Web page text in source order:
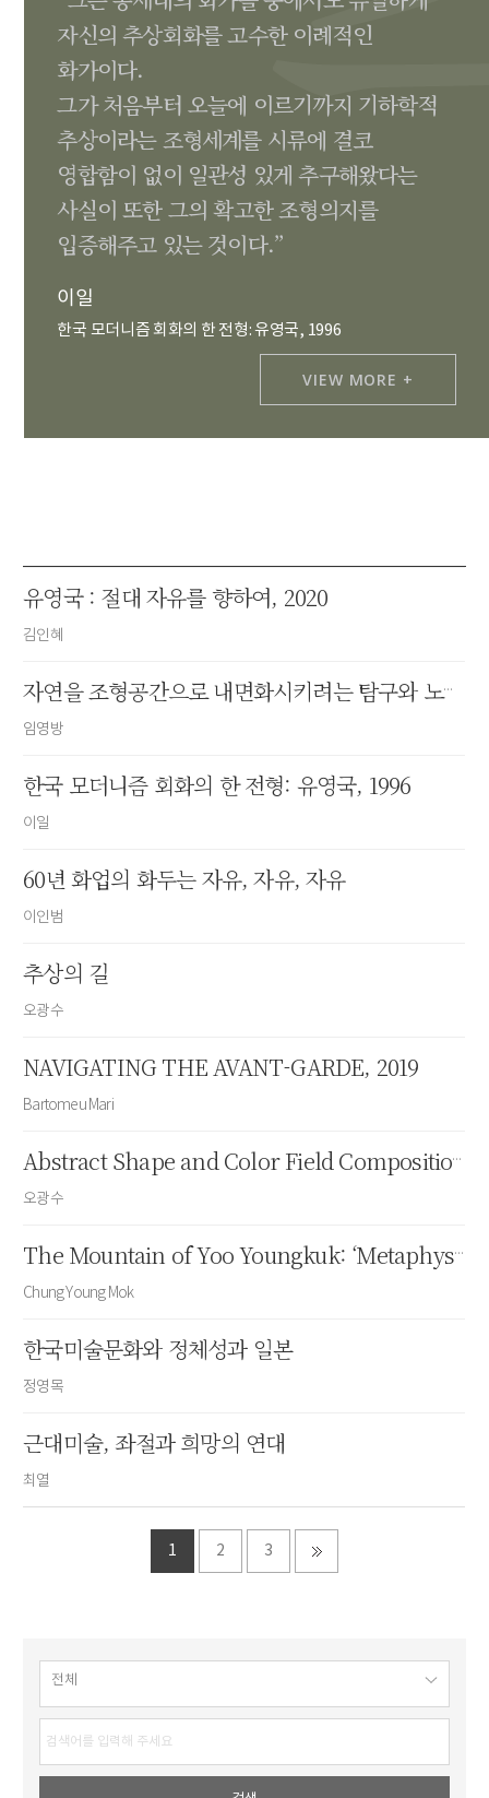
자신의 추상회화를 고수한 이례적인
화가이다.
그가 처음부터 오늘에 이르기까지 기하학적
추상이라는 조형세계를 시류에 결코
영합함이 없이 일관성 있게 추구해왔다는
사실이 또한 그의 확고한 조형의지를
입증해주고 있는 것이다.”
이일
한국 모더니즘 회화의 한 전형: 유영국, 1996
VIEW MORE +
유영국 : 절대 자유를 향하여, 2020
김인혜
자연을 조형공간으로 내면화시키려는 탐구와 노력, 1979
임영방
한국 모더니즘 회화의 한 전형: 유영국, 1996
이일
60년 화업의 화두는 자유, 자유, 자유
이인범
추상의 길
오광수
NAVIGATING THE AVANT-GARDE, 2019
Bartomeu Mari
Abstract Shape and Color Field Composition: The Art World of Yoo Youngkuk
오광수
The Mountain of Yoo Youngkuk: ‘Metaphysical Landscape’
Chung Young Mok
한국미술문화와 정체성과 일본
정영목
근대미술, 좌절과 희망의 연대
최열
1 2 3